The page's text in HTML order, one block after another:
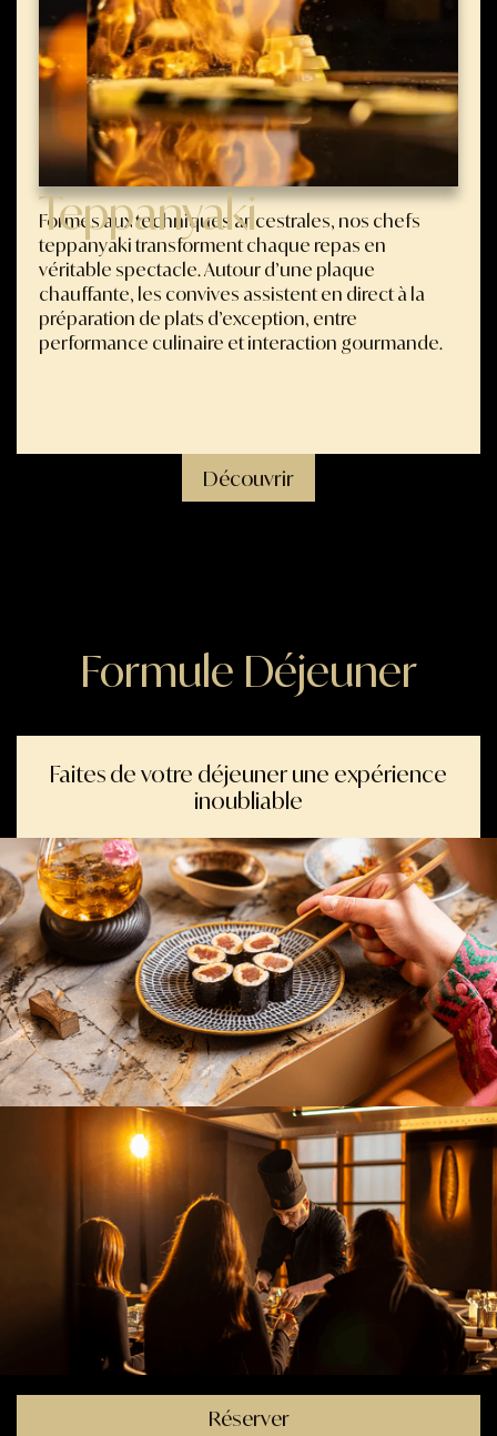
Teppanyaki
Formés aux techniques ancestrales, nos chefs
teppanyaki transforment chaque repas en
véritable spectacle. Autour d’une plaque
chauffante, les convives assistent en direct à la
préparation de plats d’exception, entre
performance culinaire et interaction gourmande.
Découvrir
Formule Déjeuner
Faites de votre déjeuner une expérience
inoubliable
Réserver